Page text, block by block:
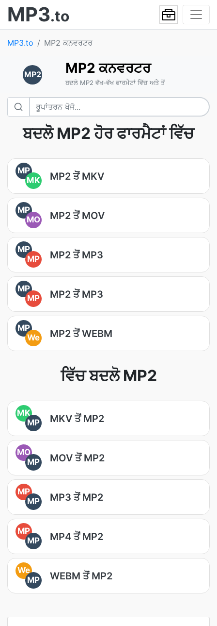
MP3.to
MP3.to MP2 ਕਨਵਰਟਰ
MP2 MP2 ਕਨਵਰਟਰ
ਬਦਲੋ MP2 ਵੱਖ-ਵੱਖ ਫਾਰਮੈਟਾਂ ਵਿੱਚ ਅਤੇ ਤੋਂ
ਬਦਲੋ MP2 ਹੋਰ ਫਾਰਮੈਟਾਂ ਵਿੱਚ
MP
MK
MP2 ਤੋਂ MKV
MP
MO
MP2 ਤੋਂ MOV
MP
MP
MP2 ਤੋਂ MP3
MP
MP
MP2 ਤੋਂ MP3
MP
We
MP2 ਤੋਂ WEBM
ਵਿੱਚ ਬਦਲੋ MP2
MK
MP
MKV ਤੋਂ MP2
MO
MP
MOV ਤੋਂ MP2
MP
MP
MP3 ਤੋਂ MP2
MP
MP
MP4 ਤੋਂ MP2
We
MP
WEBM ਤੋਂ MP2